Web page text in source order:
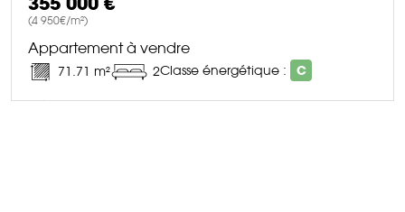
(4 950€/m²)
Appartement à vendre
71.71 m² 2Classe énergétique : C